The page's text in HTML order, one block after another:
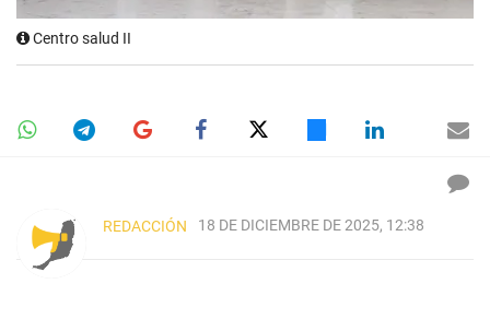
Centro salud II
REDACCIÓN 18 DE DICIEMBRE DE 2025, 12:38